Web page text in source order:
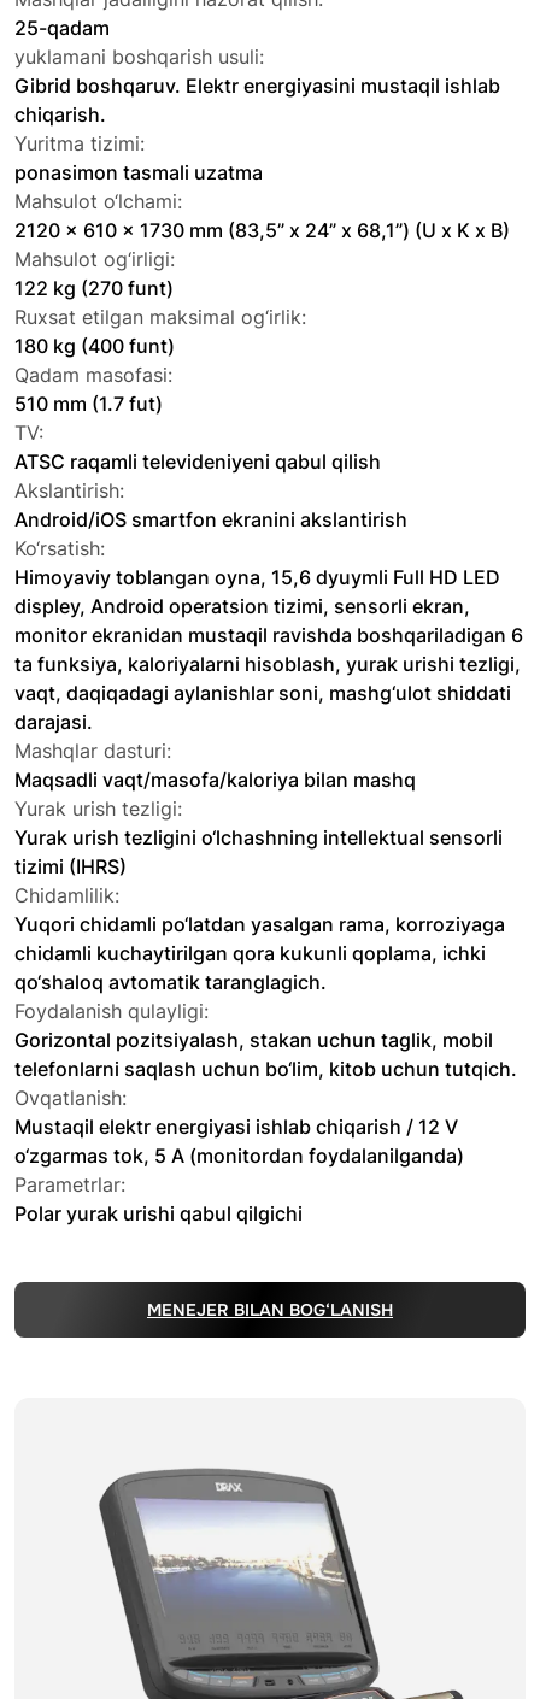
25-qadam
yuklamani boshqarish usuli:
Gibrid boshqaruv. Elektr energiyasini mustaqil ishlab
chiqarish.
Yuritma tizimi:
ponasimon tasmali uzatma
Mahsulot o‘lchami:
2120 x 610 x 1730 mm (83,5” x 24” x 68,1”) (U x K x B)
Mahsulot og‘irligi:
122 kg (270 funt)
Ruxsat etilgan maksimal og‘irlik:
180 kg (400 funt)
Qadam masofasi:
510 mm (1.7 fut)
TV:
ATSC raqamli televideniyeni qabul qilish
Akslantirish:
Android/iOS smartfon ekranini akslantirish
Ko‘rsatish:
Himoyaviy toblangan oyna, 15,6 dyuymli Full HD LED
displey, Android operatsion tizimi, sensorli ekran,
monitor ekranidan mustaqil ravishda boshqariladigan 6
ta funksiya, kaloriyalarni hisoblash, yurak urishi tezligi,
vaqt, daqiqadagi aylanishlar soni, mashg‘ulot shiddati
darajasi.
Mashqlar dasturi:
Maqsadli vaqt/masofa/kaloriya bilan mashq
Yurak urish tezligi:
Yurak urish tezligini o‘lchashning intellektual sensorli
tizimi (IHRS)
Chidamlilik:
Yuqori chidamli po‘latdan yasalgan rama, korroziyaga
chidamli kuchaytirilgan qora kukunli qoplama, ichki
qo‘shaloq avtomatik taranglagich.
Foydalanish qulayligi:
Gorizontal pozitsiyalash, stakan uchun taglik, mobil
telefonlarni saqlash uchun bo‘lim, kitob uchun tutqich.
Ovqatlanish:
Mustaqil elektr energiyasi ishlab chiqarish / 12 V
o‘zgarmas tok, 5 A (monitordan foydalanilganda)
Parametrlar:
Polar yurak urishi qabul qilgichi
MENEJER BILAN BOG‘LANISH